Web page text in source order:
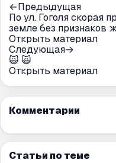
←Предыдущая
По ул. Гоголя скорая
земле без признаков
Открыть материал
Следующая→
🙀 🙀
Открыть материал
Комментарии
Статьи по теме